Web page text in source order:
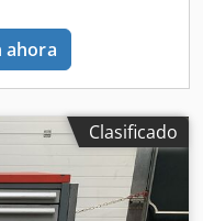
ahora
Clasificado